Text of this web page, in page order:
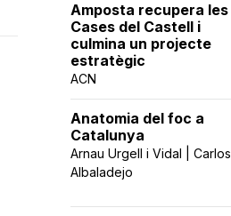
Amposta recupera les
Cases del Castell i
culmina un projecte
estratègic
ACN
Anatomia del foc a
Catalunya
Arnau Urgell i Vidal | Carlos
Albaladejo